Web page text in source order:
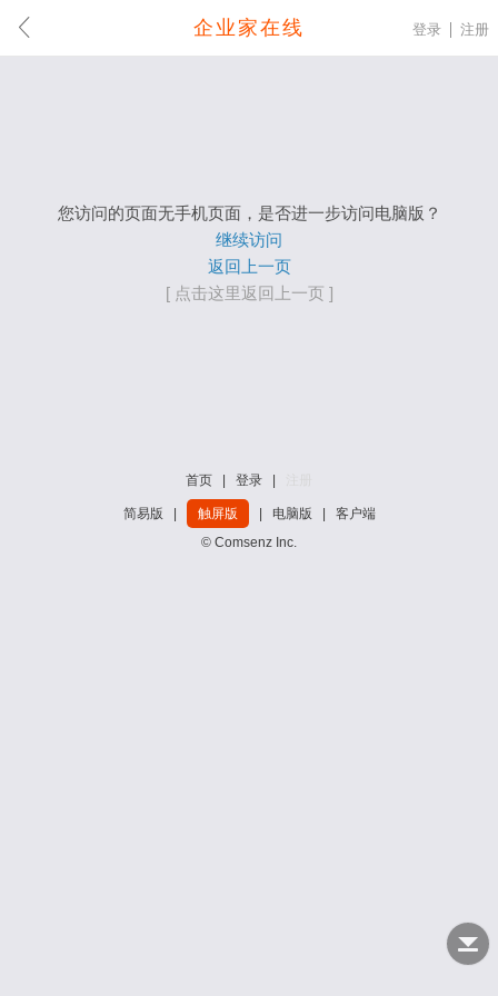
企业家在线 登录 注册
您访问的页面无手机页面，是否进一步访问电脑版？
继续访问
返回上一页
[ 点击这里返回上一页 ]
首页 登录
简易版 触屏版 电脑版
客户端
© Comsenz Inc.